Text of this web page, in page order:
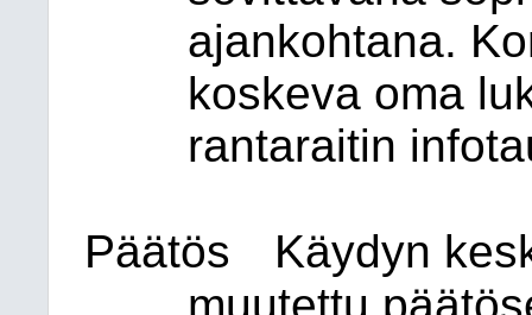
ajankohtana.
koskeva oma
rantaraitin
Päätös
Käydyn